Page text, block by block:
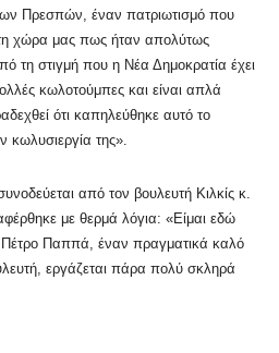
Πρεσπών, έναν πατριωτισμό που
χώρα μας πως ήταν απολύτως
τη στιγμή που η Νέα Δημοκρατία έχει
κωλοτούμπες και είναι απλά
ότι καπηλεύθηκε αυτό το
κωλυσιεργία της».
από τον βουλευτή Κιλκίς κ.
με θερμά λόγια: «Είμαι εδώ
Πέτρο Παππά, έναν πραγματικά καλό
εργάζεται πάρα πολύ σκληρά